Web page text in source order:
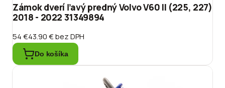
Zámok dverí ľavý predný Volvo V60 II (225, 227)
2018 - 2022 31349894
54 €43.90 €bez DPH
Do košíka